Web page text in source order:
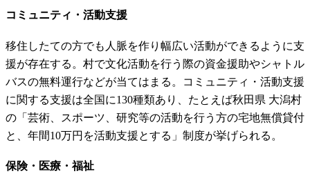
コミュニティ・活動支援
移住したての方でも人脈を作り幅広い活動ができるように支
援が存在する。村で文化活動を行う際の資金援助やシャトル
バスの無料運行などが当てはまる。コミュニティ・活動支援
に関する支援は全国に130種類あり、たとえば秋田県 大潟村
の「芸術、スポーツ、研究等の活動を行う方の宅地無償貸付
と、年間10万円を活動支援とする」制度が挙げられる。
保険・医療・福祉